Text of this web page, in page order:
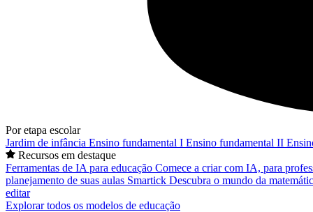
Por etapa escolar
Jardim de infância Ensino fundamental I Ensino fundamental II
Recursos em destaque
Ferramentas de IA para educação Comece a criar com IA, para
planejamento de suas aulas Smartick Descubra o mundo da
editar
Explorar todos os modelos de educação